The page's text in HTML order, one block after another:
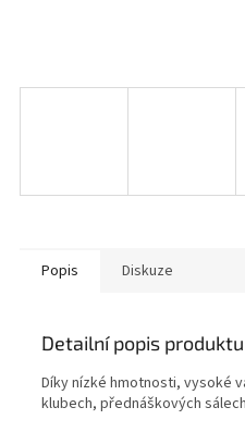
Popis Diskuze
Detailní popis produktu
Díky nízké hmotnosti, vysoké
klubech, přednáškových